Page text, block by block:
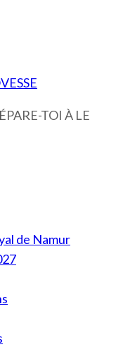
TOI À LE
de Namur